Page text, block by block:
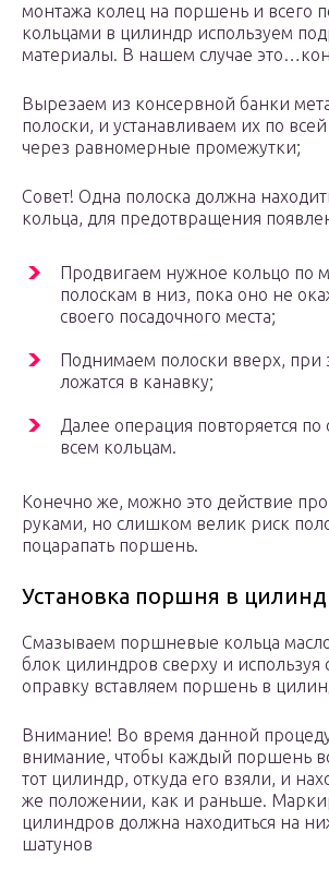
монтажа колец на поршень и всего
кольцами в цилиндр используем
материалы. В нашем случае
Вырезаем из консервной банки
полоски, и устанавливаем их по
через равномерные промежутки;
Совет! Одна полоска должна
кольца, для предотвращения
Продвигаем нужное кольцо по
полоскам в низ, пока оно не
своего посадочного места;
Поднимаем полоски вверх, при
ложатся в канавку;
Далее операция повторяется
всем кольцам.
Конечно же, можно это действие
руками, но слишком велик риск
поцарапать поршень.
Установка поршня в
Смазываем поршневые кольца
блок цилиндров сверху и используя
оправку вставляем поршень в
Внимание! Во время данной
внимание, чтобы каждый поршень
тот цилиндр, откуда его взяли, и
же положении, как и раньше.
цилиндров должна находиться на
шатунов